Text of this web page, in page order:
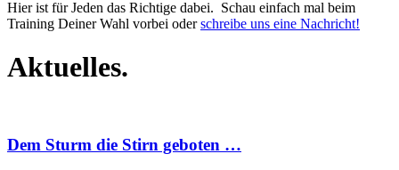
Hier ist für Jeden das Richtige dabei. Schau einfach mal beim
Training Deiner Wahl vorbei oderschreibe uns eine Nachricht!
Aktuelles.
Dem Sturm die Stirn geboten …